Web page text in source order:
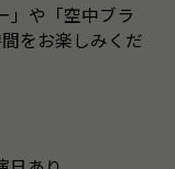
」や「空中ブラ
をお楽しみくだ